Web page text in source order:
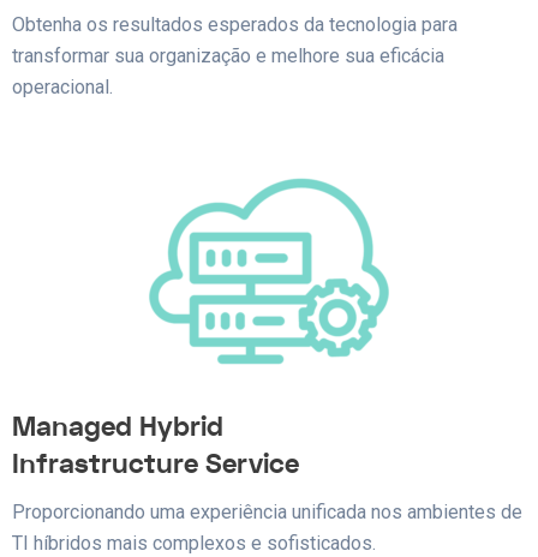
Obtenha os resultados esperados da tecnologia para
transformar sua organização e melhore sua eficácia
operacional.
Managed Hybrid
Infrastructure Service
Proporcionando uma experiência unificada nos ambientes de
TI híbridos mais complexos e sofisticados.